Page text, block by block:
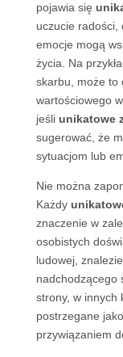
pojawia się
uczucie radości,
emocje mogą
życia. Na
skarbu, może to
wartościowego
jeśli unikatowe
sugerować, że
sytuacjom lub
Nie można
Każdy
znaczenie w
osobistych
ludowej,
nadchodzącego
strony, w innych
postrzegane
przywiązaniem